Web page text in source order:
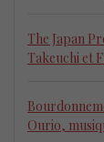
The Japan
Takeuchi et
Ourio,